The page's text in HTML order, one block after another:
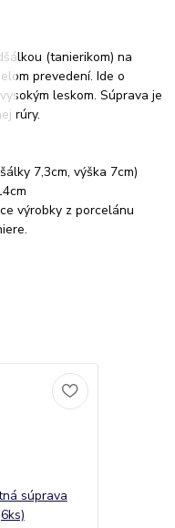
(tanierikom) na
prevedení. Ide o
leskom. Súprava je
rúry.
7,3cm, výška 7cm)
výrobky z porcelánu